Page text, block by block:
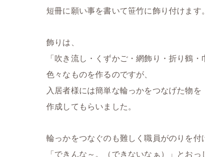
短冊に願い事を書いて笹竹に飾り付けます。
飾りは、
「吹き流し・くずかご・網飾り・折り鶴・
色々なものを作るのですが、
入居者様には簡単な輪っかをつなげた物を
作成してもらいました。
輪っかをつなぐのも難しく職員がのりを付
「できんな～。（できないなぁ）」とお